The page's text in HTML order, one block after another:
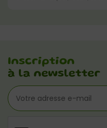
Inscription
à la newsletter